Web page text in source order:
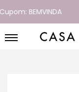
BEMVINDA